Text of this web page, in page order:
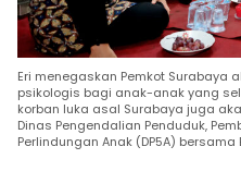
Eri menegaskan Pemkot Surabaya
psikologis bagi anak-anak yang
korban luka asal Surabaya juga
Dinas Pengendalian Penduduk,
Perlindungan Anak (DP5A) bersama